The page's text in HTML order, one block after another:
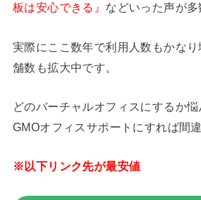
板は安心できる』 などいった声が多
実際にここ数年で利用人数もかな
舗数も拡大中です。
どのバーチャルオフィスにするか悩
GMOオフィスサポートにすれば間
※以下リンク先が最安値